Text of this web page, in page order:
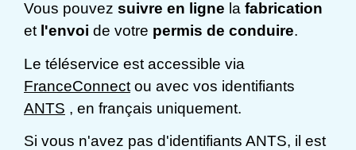
Vous pouvez suivre en ligne la fabrication
et l'envoi de votre permis de conduire.
Le téléservice est accessible via
FranceConnect ou avec vos identifiants
ANTS , en français uniquement.
Si vous n'avez pas d'identifiants ANTS, il est